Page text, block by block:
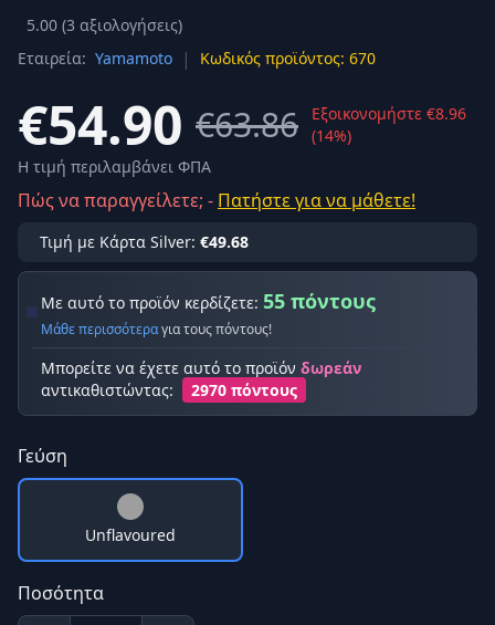
5.00 (3 αξιολογήσεις)
Εταιρεία: Yamamoto | Κωδικός προϊόντος: 670
€54.90 €63.86
Εξοικονομήστε €8.96
(14%)
Η τιμή περιλαμβάνει ΦΠΑ
Πώς να παραγγείλετε; - Πατήστε για να μάθετε!
Τιμή με Κάρτα Silver: €49.68
Με αυτό το προϊόν κερδίζετε: 55 πόντους
Μάθε περισσότεραγια τους πόντους!
Μπορείτε να έχετε αυτό το προϊόν δωρεάν
αντικαθιστώντας:
2970 πόντους
Γεύση
Unflavoured
Ποσότητα